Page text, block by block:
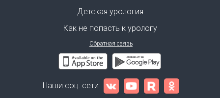
Детская урология
Как не попасть к урологу
Обратная связь
Наши соц. сети